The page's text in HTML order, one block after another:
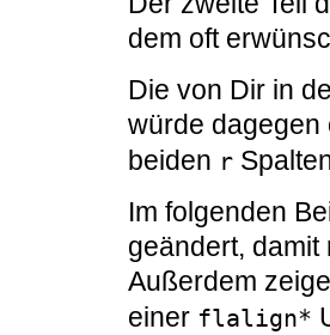
dem oft
Die von Dir in
würde dagegen
beiden r
Im folgenden
geändert,
Außerdem
einer flalign*